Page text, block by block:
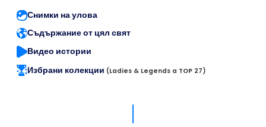
Снимки на улова
Съдържание от цял свят
Видео истории
Избрани колекции (Ladies & Legends a TOP 27)